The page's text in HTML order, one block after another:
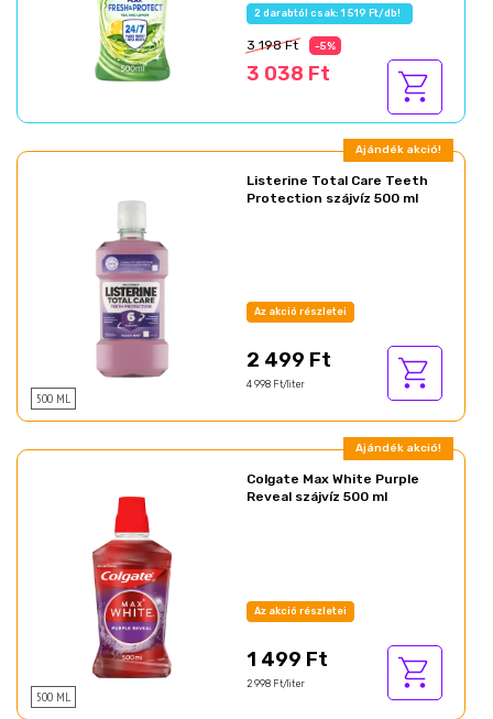
2 darabtól csak: 1 519 Ft/db!
3 198 Ft -5%
3 038 Ft
Ajándék akció!
500 ML
Listerine Total Care Teeth
Protection szájvíz 500 ml
Az akció részletei
2 499 Ft
4 998 Ft/liter
Ajándék akció!
500 ML
Colgate Max White Purple
Reveal szájvíz 500 ml
Az akció részletei
1 499 Ft
2 998 Ft/liter